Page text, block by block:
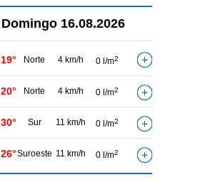
Domingo 16.08.2026
19° Norte 4 km/h 0 l/m2
20° Norte 4 km/h 0 l/m2
30° Sur 11 km/h 0 l/m2
26°Suroeste 11 km/h 0 l/m2